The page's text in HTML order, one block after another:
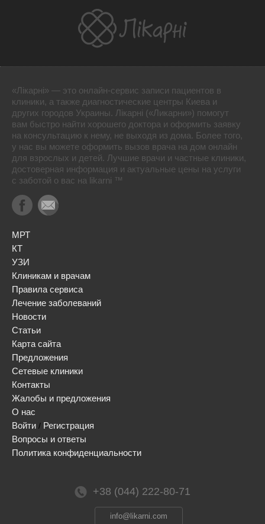
«Лікарні» — это онлайн-сервис записи пациентов в
клиники, а также диагностические центры Киева и
других городов Украины. Лікарні («Ликарни») помогут
вам быстро найти хорошего доктора и оформить заявку
на консультацию к нему, не выходя из дома. Более того,
у нас вы можете оформить вызов врача на дом онлайн
для взрослых и детей. Лучшие врачи и частные клиники,
достоверная информация и актуальные цены на услуги
с заботой о вас на likarni ™
МРТ
КТ
УЗИ
Клиникам и врачам
Правила сервиса
Лечение заболеваний
Новости
Статьи
Карта сайта
Предложения
Сетевые клиники
Контакты
Жалобы и предложения
О нас
Войти / Регистрация
Вопросы и ответы
Политика конфиденциальности
+38 (044) 222-80-71
info@likarni.com